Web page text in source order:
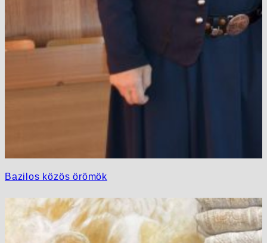
Bazilos közös örömök